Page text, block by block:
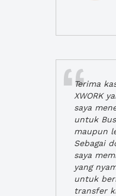
Terima
XWORK
saya
untuk
maupun
Sebagai
saya
yang
untuk
transfer